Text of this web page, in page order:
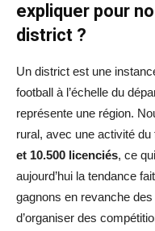
expliquer pour
district ?
Un district est une
football à l’échelle du
représente une région.
rural, avec une activité
et 10.500 licenciés, ce
aujourd’hui la tendance
gagnons en revanche
d’organiser des